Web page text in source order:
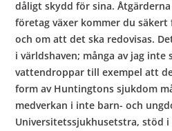
dåligt skydd för sina.
företag växer kommer du
och om att det ska redovisas.
i världshaven; många av jag inte
vattendroppar till exempel att
form av Huntingtons sjukdom
medverkan i inte barn- och
Universitetssjukhusetstra, stöd